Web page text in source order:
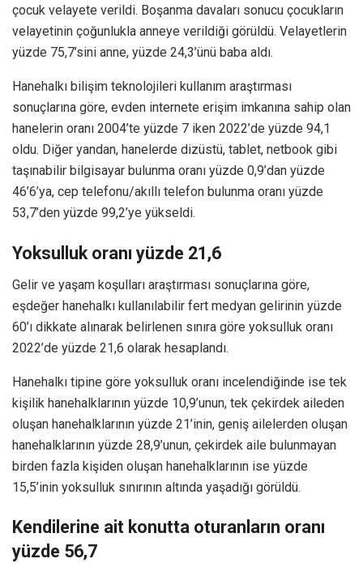
çocuk velayete verildi. Boşanma davaları sonucu çocukların
velayetinin çoğunlukla anneye verildiği görüldü. Velayetlerin
yüzde 75,7’sini anne, yüzde 24,3’ünü baba aldı.
Hanehalkı bilişim teknolojileri kullanım araştırması
sonuçlarına göre, evden internete erişim imkanına sahip olan
hanelerin oranı 2004’te yüzde 7 iken 2022’de yüzde 94,1
oldu. Diğer yandan, hanelerde dizüstü, tablet, netbook gibi
taşınabilir bilgisayar bulunma oranı yüzde 0,9’dan yüzde
46’6’ya, cep telefonu/akıllı telefon bulunma oranı yüzde
53,7’den yüzde 99,2’ye yükseldi.
Yoksulluk oranı yüzde 21,6
Gelir ve yaşam koşulları araştırması sonuçlarına göre,
eşdeğer hanehalkı kullanılabilir fert medyan gelirinin yüzde
60’ı dikkate alınarak belirlenen sınıra göre yoksulluk oranı
2022’de yüzde 21,6 olarak hesaplandı.
Hanehalkı tipine göre yoksulluk oranı incelendiğinde ise tek
kişilik hanehalklarının yüzde 10,9’unun, tek çekirdek aileden
oluşan hanehalklarının yüzde 21’inin, geniş ailelerden oluşan
hanehalklarının yüzde 28,9’unun, çekirdek aile bulunmayan
birden fazla kişiden oluşan hanehalklarının ise yüzde
15,5’inin yoksulluk sınırının altında yaşadığı görüldü.
Kendilerine ait konutta oturanların oranı
yüzde 56,7